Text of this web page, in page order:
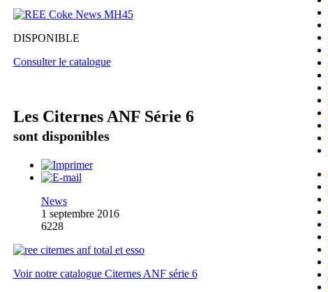
DISPONIBLE
Consulter le catalogue
Les Citernes ANF Série 6
sont disponibles
News
1 septembre 2016
6228
Voir notre catalogue Citernes ANF série 6